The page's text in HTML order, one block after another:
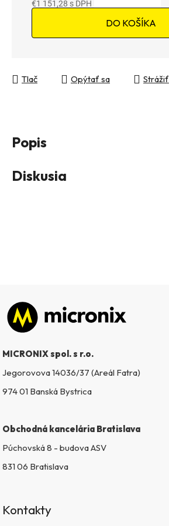
€1 151,28
DO KOŠÍKA
Tlač Opýtať sa Strážiť
Popis
Diskusia
Zápätie
MICRONIX spol. s r.o.
Jegorovova 14036/37 (Areál Fatra)
974 01 Banská Bystrica
Obchodná kancelária Bratislava
Púchovská 8 - budova ASV
831 06 Bratislava
Kontakty